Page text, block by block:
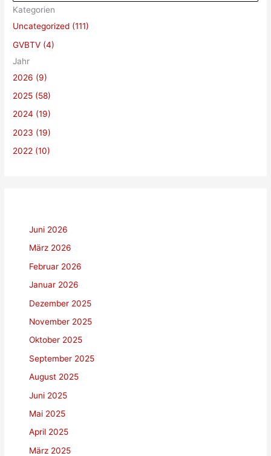
c
h
e
n
n
a
c
h
Kategorien
Uncategorized (111)
GVBTV (4)
Jahr
2026 (9)
2025 (58)
2024 (19)
2023 (19)
2022 (10)
Juni 2026
März 2026
Februar 2026
Januar 2026
Dezember 2025
November 2025
Oktober 2025
September 2025
August 2025
Juni 2025
Mai 2025
April 2025
März 2025